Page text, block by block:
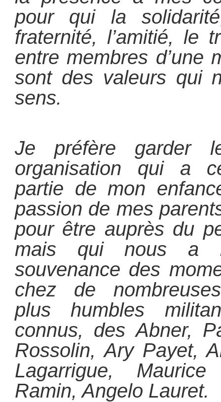
pour qui la
fraternité, l’amitié, le
entre membres d’une
sont des valeurs qui
sens.
Je préfère garder
organisation qui a
partie de mon
passion de mes
pour être auprès du
mais qui nous a
souvenance des
chez de
plus humbles
connus, des Abner,
Rossolin, Ary Payet,
Lagarrigue,
Ramin, Angelo Lauret.